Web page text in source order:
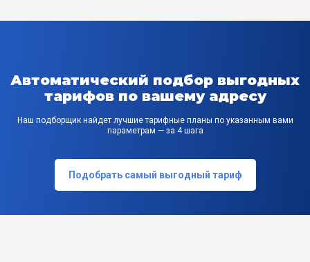
Автоматический подбор выгодных
тарифов по вашему адресу
Наш подборщик найдет лучшие тарифные планы по указанным вами
параметрам — за 4 шага
Подобрать самый выгодный тариф